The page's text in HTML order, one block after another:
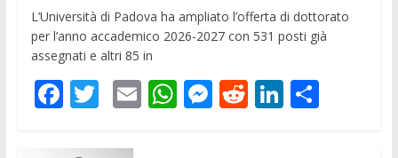
L’Università di Padova ha ampliato l’offerta di dottorato
per l’anno accademico 2026-2027 con 531 posti già
assegnati e altri 85 in
F T E W M R Li C